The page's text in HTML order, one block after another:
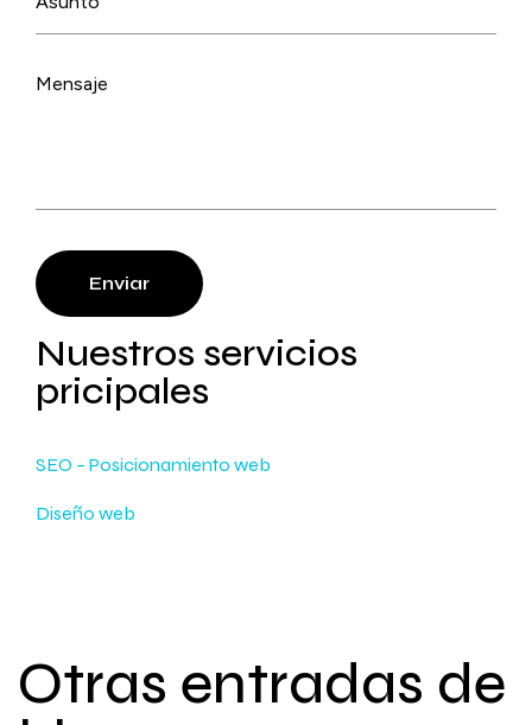
Enviar
Nuestros servicios
pricipales
SEO – Posicionamiento web
Diseño web
Otras entradas de